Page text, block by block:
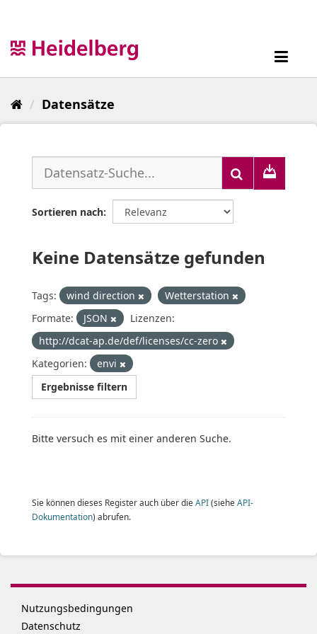
Datensätze
Sortieren nach
Keine Datensätze gefunden
Tags: wind direction
Wetterstation
Formate:
JSON
Lizenzen:
http://dcat-ap.de/def/licenses/cc-zero
Kategorien:
envi
Ergebnisse filtern
Bitte versuch es mit einer anderen Suche.
Sie können dieses Register auch über die API(siehe API-
Dokumentation) abrufen.
Nutzungsbedingungen
Datenschutz